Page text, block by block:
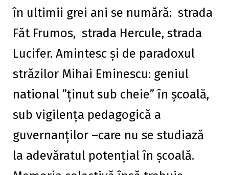
în ultimii grei ani se numără: strada
Făt Frumos, strada Hercule, strada
Lucifer. Amintesc și de paradoxul
străzilor Mihai Eminescu: geniul
national ”ținut sub cheie” în școală,
sub vigilența pedagogică a
guvernanților –care nu se studiază
la adevăratul potențial în școală.